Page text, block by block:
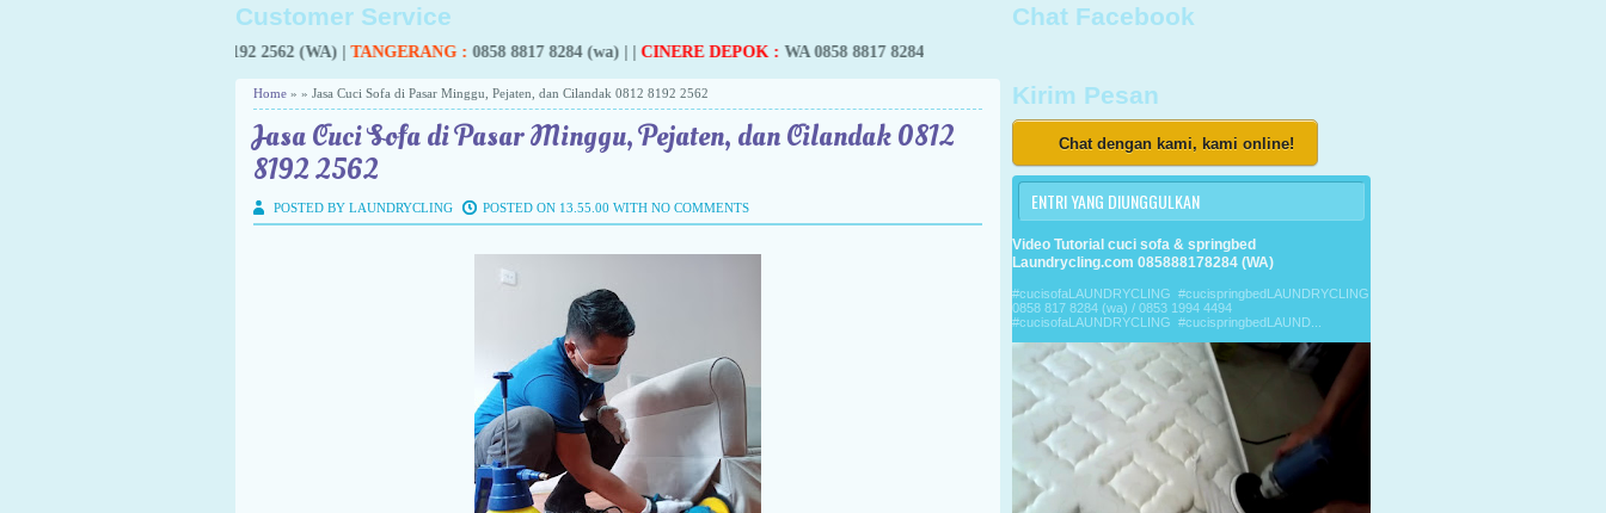
Customer Service
: 0812 8192 2562 (WA) |TANGERANG:0858 8817 8284 (wa)| | CINERE DEPOK:WA 0858 8817 8284
Home » » Jasa Cuci Sofa di Pasar Minggu, Pejaten, dan Cilandak 0812 8192 2562
Jasa Cuci Sofa di Pasar Minggu, Pejaten, dan Cilandak 0812
8192 2562
POSTED BY LAUNDRYCLING POSTED ON 13.55.00 WITH NO COMMENTS
Chat Facebook
Kirim Pesan
Chat dengan kami, kami online!
ENTRI YANG DIUNGGULKAN
Video Tutorial cuci sofa & springbed
Laundrycling.com 085888178284 (WA)
#cucisofaLAUNDRYCLING #cucispringbedLAUNDRYCLING
0858 817 8284 (wa) / 0853 1994 4494
#cucisofaLAUNDRYCLING #cucispringbedLAUND...